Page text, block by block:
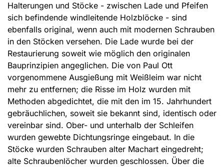
Halterungen und Stöcke - zwischen Lade und Pfeifen
sich befindende windleitende Holzblöcke - sind
ebenfalls original, wenn auch mit modernen Schrauben
in den Stöcken versehen. Die Lade wurde bei der
Restaurierung soweit wie möglich den originalen
Bauprinzipien angeglichen. Die von Paul Ott
vorgenommene Ausgießung mit Weißleim war nicht
mehr zu entfernen; die Risse im Holz wurden mit
Methoden abgedichtet, die mit den im 15. Jahrhundert
gebräuchlichen, soweit sie bekannt sind, identisch oder
vereinbar sind. Ober- und unterhalb der Schleifen
wurden gewebte Dichtungsringe eingebaut. In die
Stöcke wurden Schrauben alter Machart eingedreht;
alte Schraubenlöcher wurden geschlossen. Über die